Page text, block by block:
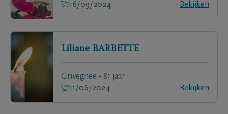
16/09/2024
Bekijken
Liliane BARBETTE
Grivegnee - 81 jaar
11/06/2024
Bekijken